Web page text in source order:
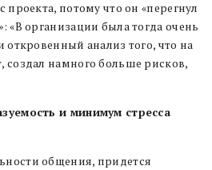
проекта, потому что он «перегнул
«В организации была тогда очень
откровенный анализ того, что на
создал намного больше рисков,
и минимум стресса
общения, придется